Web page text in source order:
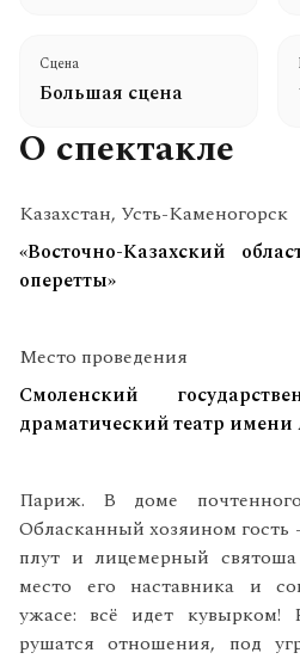
Сцена
Большая сцена
О спектакле
Казахстан, Усть-Каменогорск
«Восточно-Казахский
оперетты»
Место проведения
Смоленский
драматический театр
Париж. В доме
Обласканный хозяином
плут и лицемерный
место его наставника и
ужасе: всё идет кувырком!
рушатся отношения, под